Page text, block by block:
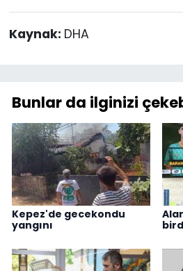
Kaynak: DHA
Bunlar da ilginizi
Kepez'de gecekondu
yangını